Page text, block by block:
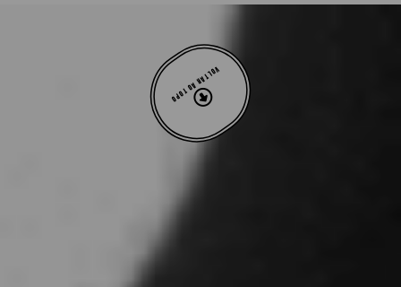
VOLTAR AO TOPO